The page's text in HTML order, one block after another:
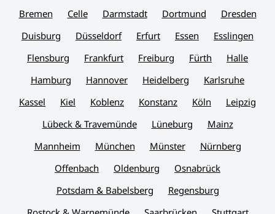
Bremen
Celle Darmstadt Dortmund
Dresden
Duisburg
Düsseldorf Erfurt Essen
Esslingen
Flensburg
Frankfurt Freiburg Fürth
Halle
Hamburg
Hannover Heidelberg
Karlsruhe
Kassel
Kiel Koblenz Konstanz Köln
Leipzig
Lübeck & Travemünde
Lüneburg
Mainz
Mannheim
München Münster
Nürnberg
Offenbach
Oldenburg
Osnabrück
Potsdam & Babelsberg
Regensburg